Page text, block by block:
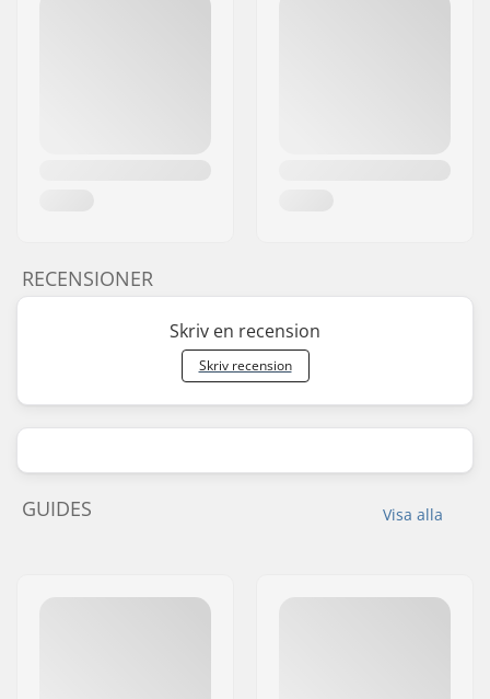
RECENSIONER
Skriv en recension
Skriv recension
Visa alla
GUIDES